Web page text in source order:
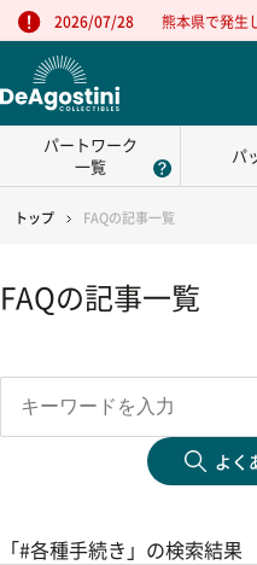
2026/07/28 熊本県で発生
パートワーク
一覧
パ
トップ FAQの記事一覧
FAQの記事一覧
よく
「#各種手続き」の検索結果